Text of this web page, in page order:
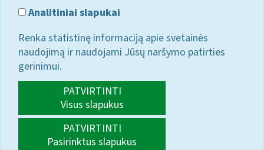
Analitiniai slapukai
Renka statistinę informaciją apie svetainės
naudojimą ir naudojami Jūsų naršymo patirties
gerinimui.
PATVIRTINTI
Visus slapukus
PATVIRTINTI
Pasirinktus slapukus